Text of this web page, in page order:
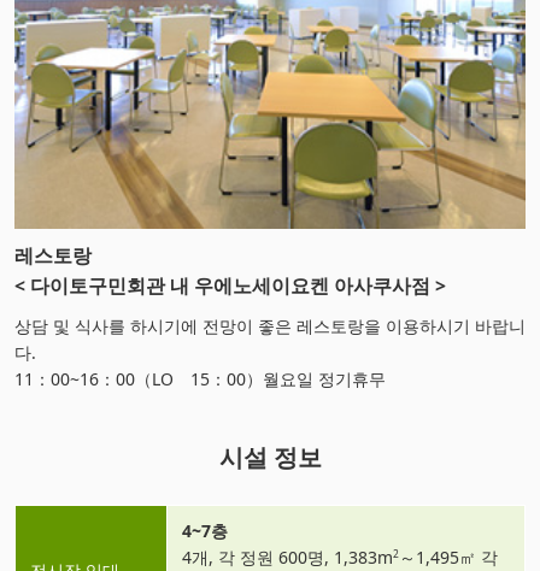
레스토랑
< 다이토구민회관 내 우에노세이요켄 아사쿠사점 >
상담 및 식사를 하시기에 전망이 좋은 레스토랑을 이용하시기 바랍니
다.
11：00~16：00（LO 15：00）월요일 정기휴무
시설 정보
4~7층
4개, 각 정원 600명, 1,383m2 ～1,495㎡ 각